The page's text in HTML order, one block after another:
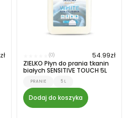
zł (0) 54.99zł
ZIELKO Płyn do prania tkanin
białych SENSITIVE TOUCH 5L
PRANIE 5 L
Dodaj do koszyka